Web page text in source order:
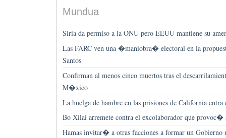
Mundua
Siria da permiso a la ONU pero EEUU mantiene su
Las FARC ven una �maniobra� electoral en la
Santos
Confirman al menos cinco muertos tras el
M�xico
La huelga de hambre en las prisiones de California
Bo Xilai arremete contra el excolaborador que provoc�
Hamas invitar� a otras facciones a formar un